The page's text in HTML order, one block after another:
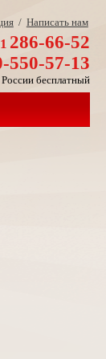
/ Написать нам
286-66-52
550-57-13
бесплатный